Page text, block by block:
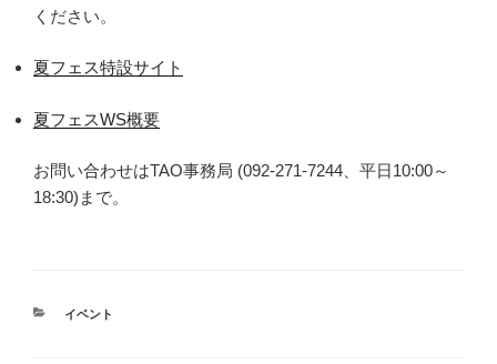
ください。
夏フェス特設サイト
夏フェスWS概要
お問い合わせはTAO事務局 (092-271-7244、平日10:00～
18:30)まで。
カ
イベント